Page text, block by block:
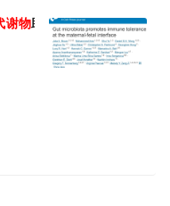
谢物助免疫耐受防流产